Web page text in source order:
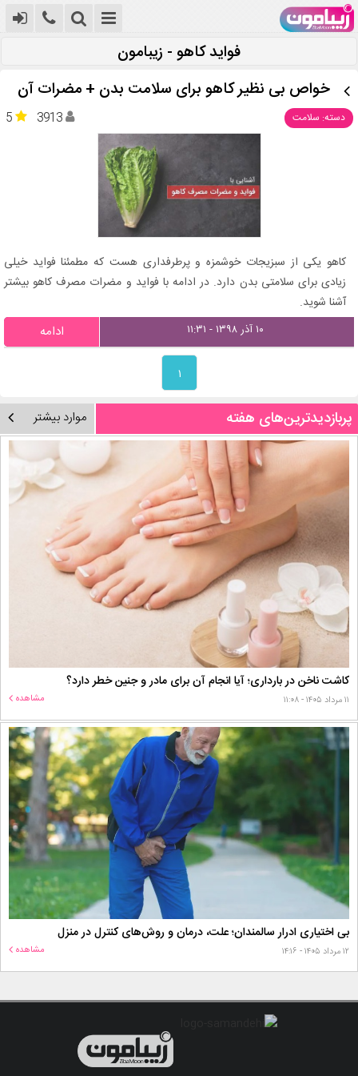
فواید کاهو - زیبامون
خواص بی نظیر کاهو برای سلامت بدن + مضرات آن
دسته: سلامت 5 3913
کاهو یکی از سبزیجات خوشمزه و پرطرفداری هست که مطمئنا فواید خیلی
زیادی برای سلامتی بدن دارد. در ادامه با فواید و مضرات مصرف کاهو بیشتر
آشنا شوید.
۱۰ آذر ۱۳۹۸ - ۱۱:۳۱ ادامه
۱
پربازدیدترین‌های هفته موارد بیشتر
کاشت ناخن در بارداری؛ آیا انجام آن برای مادر و جنین خطر دارد؟
۱۱ مرداد ۱۴۰۵ - ۱۱:۰۸ مشاهده
بی اختیاری ادرار سالمندان؛ علت، درمان و روش‌های کنترل در منزل
۱۲ مرداد ۱۴۰۵ - ۱۴:۱۶ مشاهده